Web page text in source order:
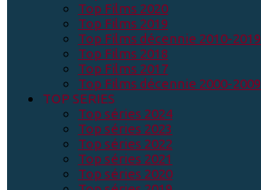
Top Films 2020
Top Films 2019
Top Films décennie 2010-2019
Top Films 2018
Top Films 2017
Top Films décennie 2000-2009
TOP SERIES
Top séries 2024
Top séries 2023
Top séries 2022
Top séries 2021
Top séries 2020